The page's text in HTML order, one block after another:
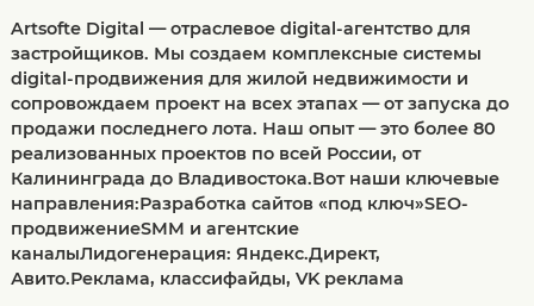
Artsofte Digital — отраслевое digital-агентство для
застройщиков. Мы создаем комплексные системы
digital-продвижения для жилой недвижимости и
сопровождаем проект на всех этапах — от запуска до
продажи последнего лота. Наш опыт — это более 80
реализованных проектов по всей России, от
Калининграда до Владивостока.Вот наши ключевые
направления:Разработка сайтов «под ключ»SEO-
продвижениеSMM и агентские
каналыЛидогенерация: Яндекс.Директ,
Авито.Реклама, классифайды, VK реклама